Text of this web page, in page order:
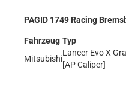
PAGID 1749 Racing
Fahrzeug Typ
Mitsubishi
Lancer Evo X
[AP Caliper]